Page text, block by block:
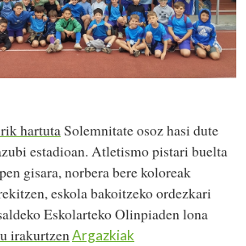
hartutaSolemnitate osoz hasi dute
estadioan. Atletismo pistari buelta
gisara, norbera bere koloreak
eskola bakoitzeko ordezkari
Eskolarteko Olinpiaden lona
irakurtzenArgazkiak